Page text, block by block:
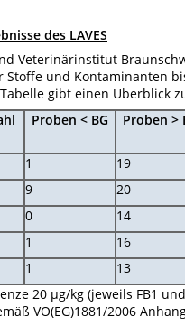
des LAVES
Veterinärinstitut
Stoffe und Kontaminanten
gibt einen Überblick
Proben < BG Proben >
1 19
9 20
0 14
1 16
1 13
20 µg/kg (jeweils FB1
VO(EG)1881/2006